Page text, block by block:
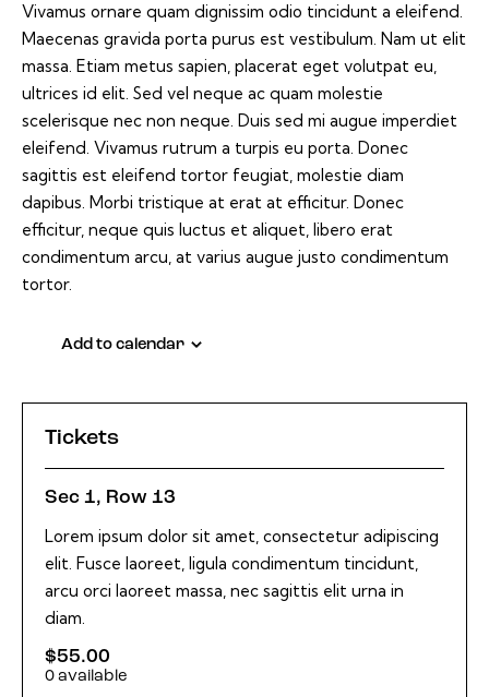
Vivamus ornare quam dignissim odio tincidunt a eleifend.
Maecenas gravida porta purus est vestibulum. Nam ut elit
massa. Etiam metus sapien, placerat eget volutpat eu,
ultrices id elit. Sed vel neque ac quam molestie
scelerisque nec non neque. Duis sed mi augue imperdiet
eleifend. Vivamus rutrum a turpis eu porta. Donec
sagittis est eleifend tortor feugiat, molestie diam
dapibus. Morbi tristique at erat at efficitur. Donec
efficitur, neque quis luctus et aliquet, libero erat
condimentum arcu, at varius augue justo condimentum
tortor.
Add to calendar
Tickets
Sec 1, Row 13
Lorem ipsum dolor sit amet, consectetur adipiscing
elit. Fusce laoreet, ligula condimentum tincidunt,
arcu orci laoreet massa, nec sagittis elit urna in
diam.
$55.00
0 available